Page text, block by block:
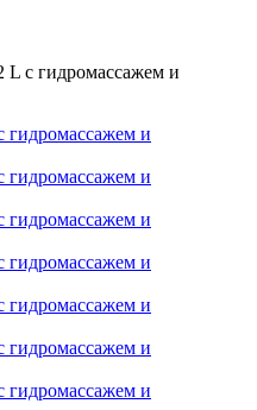
L с гидромассажем и